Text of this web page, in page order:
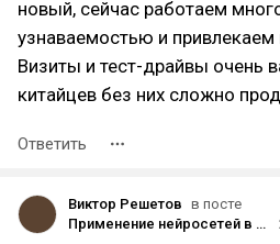
новый, сейчас работаем
узнаваемостью и привлекаем
Визиты и тест-драйвы очень
китайцев без них сложно
Ответить
Виктор Решетов в посте
Применение нейросетей в контекстной рекламе регионального автодилера